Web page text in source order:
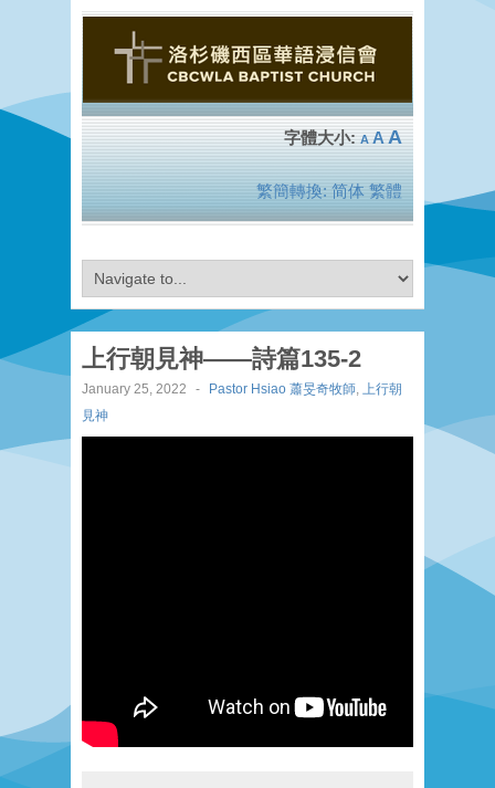
A A A
繁簡轉換: 简体 繁體
上行朝見神——詩篇135-2
January 25, 2022 - Pastor Hsiao 蕭旻奇牧師
上行朝
見神